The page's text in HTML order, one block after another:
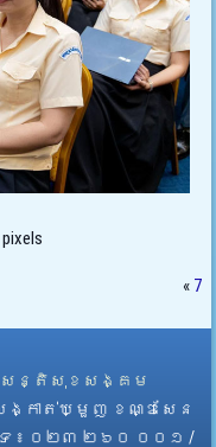
pixels
« 7
តិសន្តិសុខសង្គម
ង្កាត់ឃ្មួញ ខណ្ឌសែន
៖ ០២៣ ២៦០ ០០១ /